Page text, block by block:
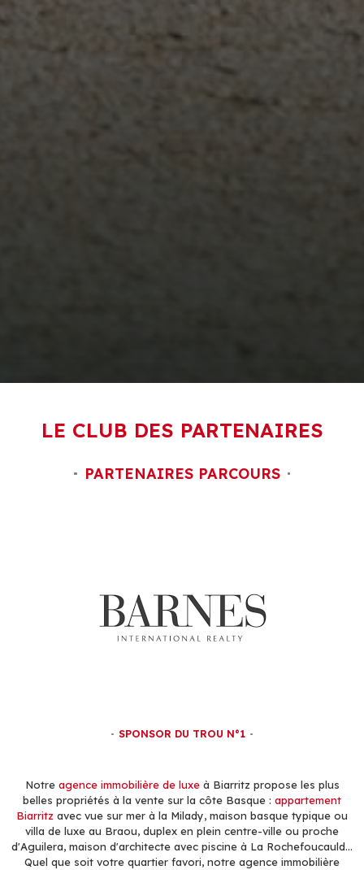
LE CLUB DES PARTENAIRES
PARTENAIRES PARCOURS
SPONSOR DU TROU N°1
Notre agence immobilière de luxeà Biarritz propose les plus
belles propriétés à la vente sur la côte Basque : appartement
Biarritz avec vue sur mer à la Milady, maison basque typique ou
villa de luxe au Braou, duplex en plein centre-ville ou proche
d'Aguilera, maison d'architecte avec piscine à La Rochefoucauld...
Quel que soit votre quartier favori, notre agence immobilière